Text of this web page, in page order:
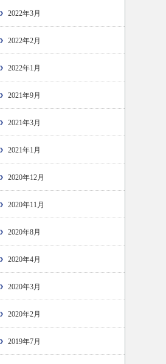
2022年3月
2022年2月
2022年1月
2021年9月
2021年3月
2021年1月
2020年12月
2020年11月
2020年8月
2020年4月
2020年3月
2020年2月
2019年7月